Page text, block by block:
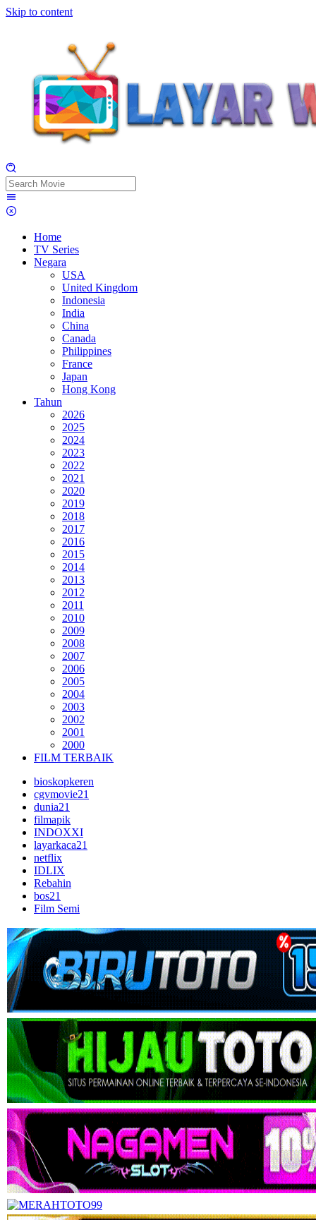
Skip to content
Home
TV Series
Negara
USA
United Kingdom
Indonesia
India
China
Canada
Philippines
France
Japan
Hong Kong
Tahun
2026
2025
2024
2023
2022
2021
2020
2019
2018
2017
2016
2015
2014
2013
2012
2011
2010
2009
2008
2007
2006
2005
2004
2003
2002
2001
2000
FILM TERBAIK
bioskopkeren
cgvmovie21
dunia21
filmapik
INDOXXI
layarkaca21
netflix
IDLIX
Rebahin
bos21
Film Semi